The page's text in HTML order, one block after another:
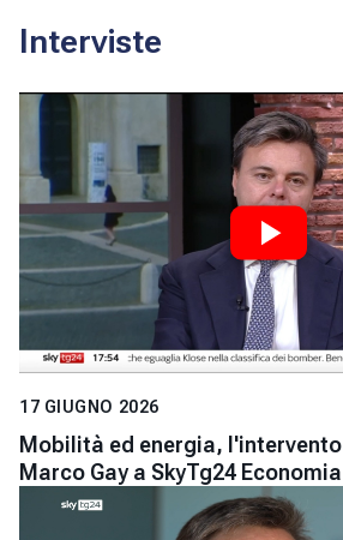
Interviste
17 GIUGNO 2026
Mobilità ed energia,
Marco Gay a SkyTg24